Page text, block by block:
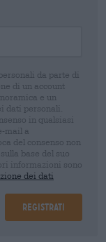
da parte di
di un account
e un
dati personali.
in qualsiasi
mail a
del consenso non
base del suo
informazioni sono
dei dati
Registrati